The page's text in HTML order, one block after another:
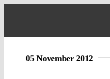
05 November 2012